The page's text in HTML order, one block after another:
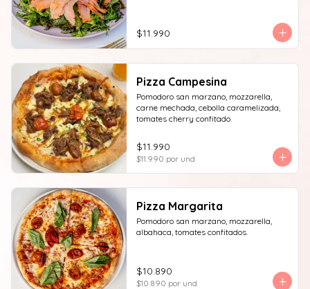
$11.990
Pizza Campesina
Pomodoro san marzano, mozzarella,
carne mechada, cebolla caramelizada,
tomates cherry confitado.
$11.990
$11.990 por und
Pizza Margarita
Pomodoro san marzano, mozzarella,
albahaca, tomates confitados.
$10.890
$10.890 por und